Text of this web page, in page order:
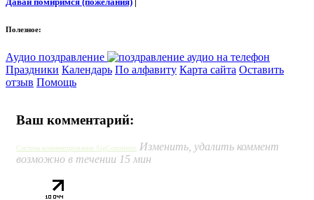
Полезное:
Аудио поздравление
Праздники Календарь По алфавиту Карта сайта Оставить
отзыв Помощь
Ваш комментарий:
Система комментирования SigComments Изменить, удалить коммент
возможно в течении 15 мин